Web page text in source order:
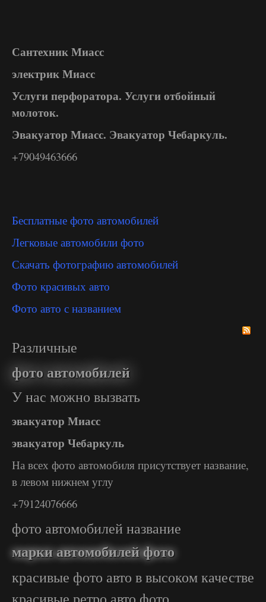
Сантехник Миасс
электрик Миасс
Услуги перфоратора. Услуги отбойный
молоток.
Эвакуатор Миасс. Эвакуатор Чебаркуль.
+79049463666
Бесплатные фото автомобилей
Легковые автомобили фото
Скачать фотографию автомобилей
Фото красивых авто
Фото авто с названием
Различные
фото автомобилей
У нас можно вызвать
эвакуатор Миасс
эвакуатор Чебаркуль
На всех фото автомобиля присутствует название,
в левом нижнем углу
+79124076666
фото автомобилей название
марки автомобилей фото
красивые фото авто в высоком качестве